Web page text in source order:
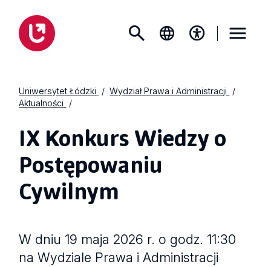
Uniwersytet Łódzki
Wydział Prawa i Administracji
Aktualności
IX Konkurs Wiedzy o
Postępowaniu
Cywilnym
W dniu 19 maja 2026 r. o godz. 11:30
na Wydziale Prawa i Administracji